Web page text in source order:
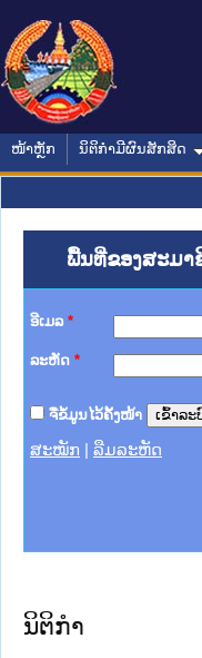
ໜ້າຫຼັກ ນິຕິກໍາມີຜົນສັກສິດ
ພື້ນທີ່ຂອງສະມາ
ອີເມລ *
ລະຫັດ *
ຈື່ຂໍ້ມູນໄວ້ຄັ້ງໜ້າ
ສະໝັກ ລືມລະຫັດ
າຊົນ ພາກເໜືອ
ການ
ກາງ
ໃຕ້
ຕຳຫຼວດປະຊາຊົນ
ສັນຕິບານປະຊາຊົນ
ກເໜືອ
າຊົນ ພາກກາງ
ນິຕິກໍາ